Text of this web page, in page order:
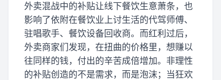
外卖混战中的补贴让线下餐饮生意萧条，也
影响了依附在餐饮业上讨生活的代驾师傅、
驻唱歌手、餐饮设备回收商。而红利过后，
外卖商家们发现，在扭曲的价格里，想赚以
往同样的钱，付出的辛苦成倍增加。非理性
的补贴创造的不是需求，而是泡沫；当狂欢